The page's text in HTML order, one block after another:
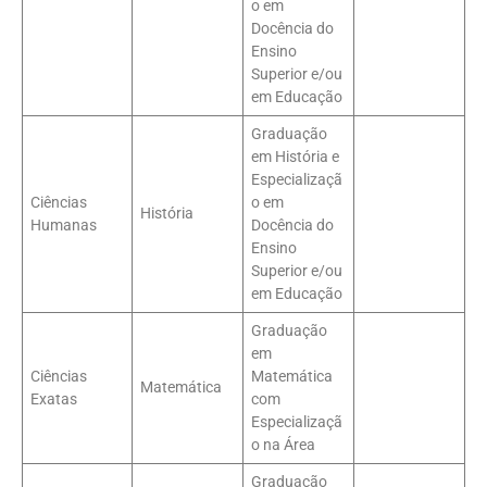
o em
Docência do
Ensino
Superior e/ou
em Educação
Ciências
Humanas
História
Graduação
em História e
Especializaçã
o em
Docência do
Ensino
Superior e/ou
em Educação
Ciências
Exatas
Matemática
Graduação
em
Matemática
com
Especializaçã
o na Área
Graduação